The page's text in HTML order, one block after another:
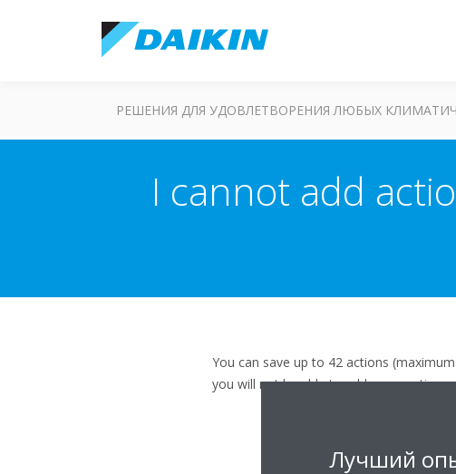
РЕШЕНИЯ ДЛЯ УДОВЛЕТВОРЕНИЯ ЛЮБЫХ
I cannot add
You can save up to 42 actions
you will not be able to add more
Лучший